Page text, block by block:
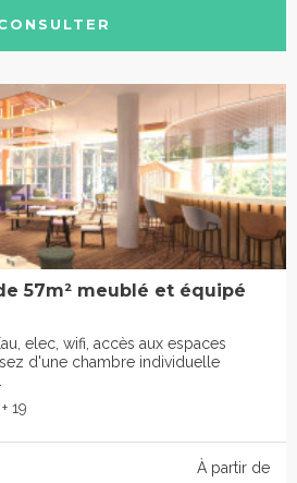
57m² meublé et équipé
elec, wifi, accès aux espaces
d'une chambre individuelle
+ 19
À partir de